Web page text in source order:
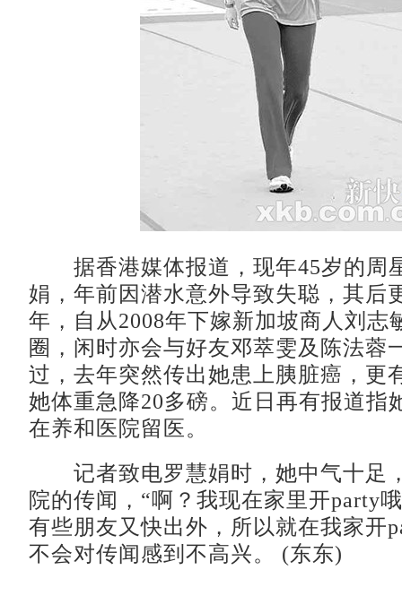
据香港媒体报道，现年45岁的周
娟，年前因潜水意外导致失聪，其后
年，自从2008年下嫁新加坡商人刘志
圈，闲时亦会与好友邓萃雯及陈法蓉
过，去年突然传出她患上胰脏癌，更
她体重急降20多磅。近日再有报道指
在养和医院留医。
记者致电罗慧娟时，她中气十足
院的传闻，“啊？我现在家里开party
有些朋友又快出外，所以就在我家开
不会对传闻感到不高兴。 (东东)